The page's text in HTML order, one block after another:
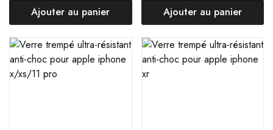
Ajouter au panier Ajouter au panier